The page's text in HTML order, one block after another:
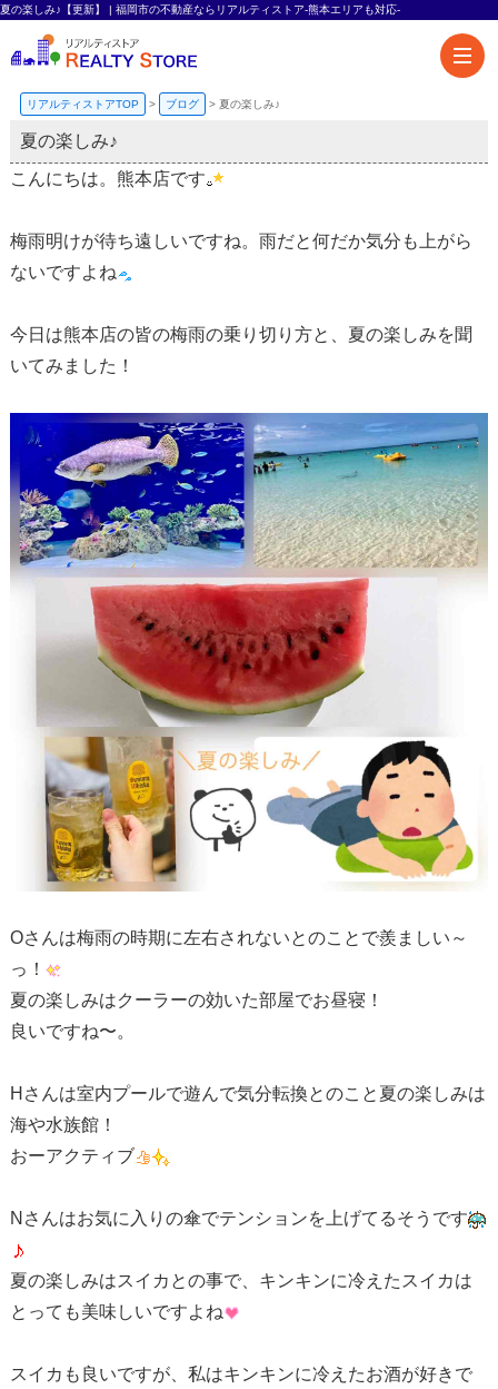
夏の楽しみ♪【更新】 | 福岡市の不動産ならリアルティストア-熊本エリアも対応-
リアルティストアTOP > ブログ > 夏の楽しみ♪
夏の楽しみ♪
こんにちは。熊本店です
梅雨明けが待ち遠しいですね。雨だと何だか気分も上がら
ないですよね
今日は熊本店の皆の梅雨の乗り切り方と、夏の楽しみを聞
いてみました！
Oさんは梅雨の時期に左右されないとのことで羨ましい～
っ！
夏の楽しみはクーラーの効いた部屋でお昼寝！
良いですね〜。
Hさんは室内プールで遊んで気分転換とのこと夏の楽しみは
海や水族館！
おーアクティブ
Nさんはお気に入りの傘でテンションを上げてるそうです
夏の楽しみはスイカとの事で、キンキンに冷えたスイカは
とっても美味しいですよね
スイカも良いですが、私はキンキンに冷えたお酒が好きで